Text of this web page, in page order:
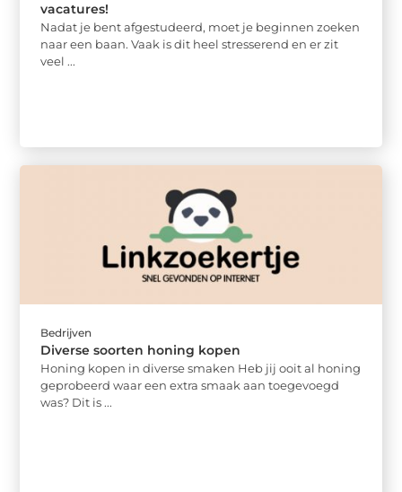
vacatures!
Nadat je bent afgestudeerd, moet je beginnen zoeken
naar een baan. Vaak is dit heel stresserend en er zit
veel ...
Bedrijven
Diverse soorten honing kopen
Honing kopen in diverse smaken Heb jij ooit al honing
geprobeerd waar een extra smaak aan toegevoegd
was? Dit is ...